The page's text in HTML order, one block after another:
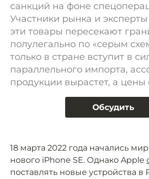
санкций на фоне
Участники рынка и
эти товары пересекают
полулегально по «серым
только в стране вступит в
параллельного импорта,
продукции вырастет, а цены
Обсудить
18 марта 2022 года начались
нового iPhone SE. Однако Apple
поставлять новые устройства в